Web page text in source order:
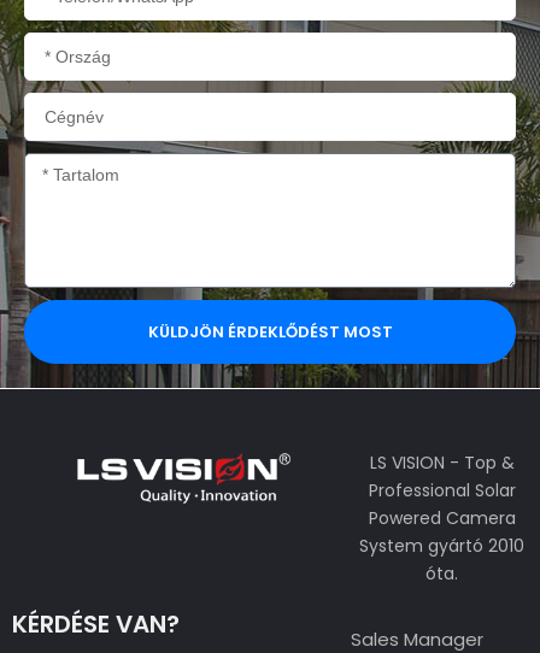
Ország
Cégnév
Tartalom
KÜLDJÖN ÉRDEKLŐDÉST MOST
LS VISION - Top &
Professional Solar
Powered Camera
System gyártó 2010
óta.
KÉRDÉSE VAN?
Sales Manager